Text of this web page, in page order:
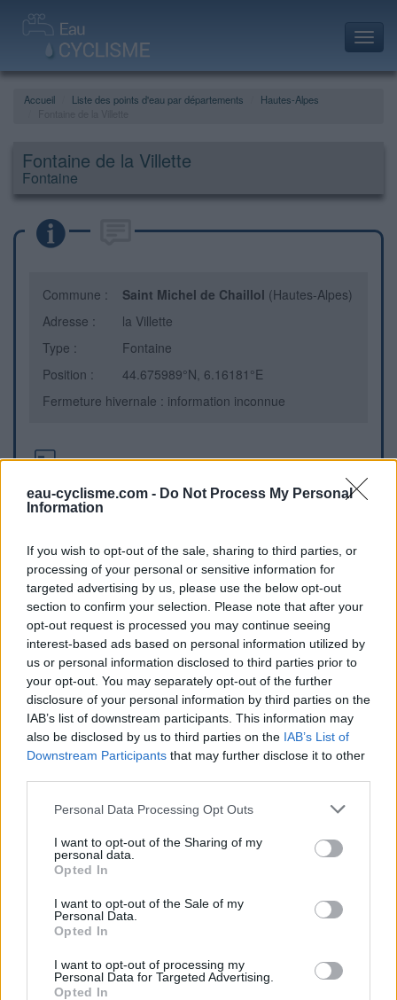
eau-cyclisme.com - Do Not Process My Personal
Information
If you wish to opt-out of the sale, sharing to third parties, or
processing of your personal or sensitive information for
targeted advertising by us, please use the below opt-out
section to confirm your selection. Please note that after your
opt-out request is processed you may continue seeing
interest-based ads based on personal information utilized by
us or personal information disclosed to third parties prior to
your opt-out. You may separately opt-out of the further
disclosure of your personal information by third parties on the
IAB’s list of downstream participants. This information may
also be disclosed by us to third parties on the IAB’s List of
Downstream Participants that may further disclose it to other
Personal Data Processing Opt Outs
I want to opt-out of the Sharing of my
personal data.
Opted In
I want to opt-out of the Sale of my
Personal Data.
Opted In
I want to opt-out of processing my
Personal Data for Targeted Advertising.
Opted In
Accueil Liste des points d'eau par départements
Hautes-Alpes
Fontaine de la Villette
Fontaine
Commune : Saint Michel de Chaillol (Hautes-Alpes)
Adresse :
la Villette
Type :
Fontaine
Position :
44.675989°N, 6.16181°E
Fermeture hivernale : information inconnue
Informations complémentaires
Nichée entre les maisons de la partie ouest du hameau.
Repères visuels
Afficher la carte